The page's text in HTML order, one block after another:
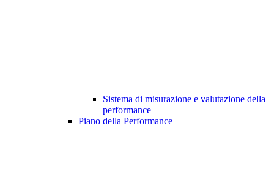
Sistema di misurazione e valutazione della
performance
Piano della Performance